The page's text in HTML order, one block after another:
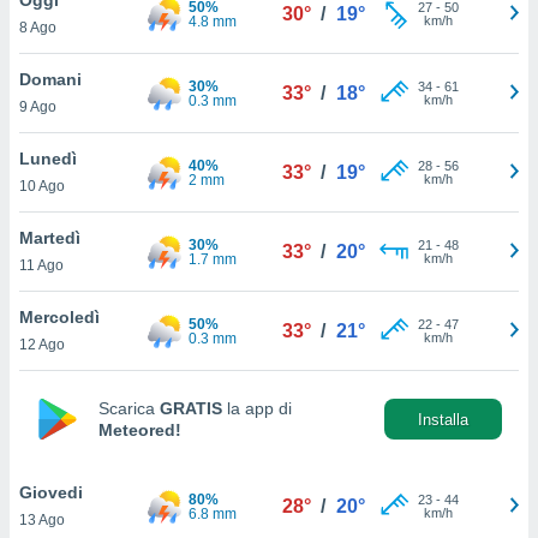
è
al sito
di
ci
di
il
un
la
nella
8 Ago
50%
4.8 mm
30° / 19° 27- 50
km/h
Domani
9 Ago
30%
0.3 mm
33° / 18° 34- 61
km/h
Lunedì
10 Ago
40%
2 mm
33° / 19° 28- 56
km/h
Martedì
11 Ago
30%
1.7 mm
33° / 20° 21 - 48
km/h
Mercoledì
12 Ago
50%
0.3 mm
33° / 21° 22- 47
km/h
Scarica GRATIS la app di
Meteored!
Installa
Giovedi
13 Ago
80%
6.8 mm
28° / 20° 23- 44
km/h